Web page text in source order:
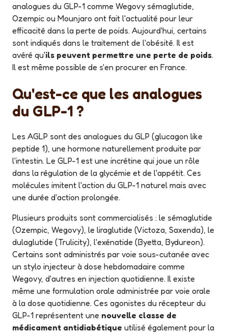
analogues du GLP-1 comme Wegovy sémaglutide,
Ozempic ou Mounjaro ont fait l'actualité pour leur
efficacité dans la perte de poids. Aujourd'hui, certains
sont indiqués dans le traitement de l'obésité. Il est
avéré qu'ils peuvent permettre une perte de poids.
Il est même possible de s'en procurer en France.
Qu'est-ce que les analogues
du GLP-1 ?
Les AGLP sont des analogues du GLP (glucagon like
peptide 1), une hormone naturellement produite par
l'intestin. Le GLP-1 est une incrétine qui joue un rôle
dans la régulation de la glycémie et de l'appétit. Ces
molécules imitent l'action du GLP-1 naturel mais avec
une durée d'action prolongée.
Plusieurs produits sont commercialisés : le sémaglutide
(Ozempic, Wegovy), le liraglutide (Victoza, Saxenda), le
dulaglutide (Trulicity), l'exénatide (Byetta, Bydureon).
Certains sont administrés par voie sous-cutanée avec
un stylo injecteur à dose hebdomadaire comme
Wegovy, d'autres en injection quotidienne. Il existe
même une formulation orale administrée par voie orale
à la dose quotidienne. Ces agonistes du récepteur du
GLP-1 représentent une nouvelle classe de
médicament antidiabétique utilisé également pour la